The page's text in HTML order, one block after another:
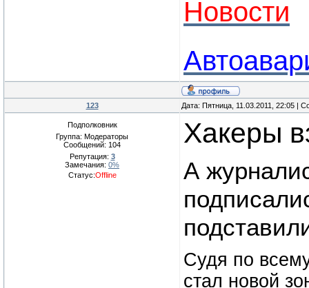
Новости
123 Дата: Пятница, 11.03.2011, 22:05 |
Подполковник
Группа: Модераторы
Сообщений: 104
Репутация: 3
Замечания: 0%
Статус:Offline
Хакеры
А
Судя по
стал новой